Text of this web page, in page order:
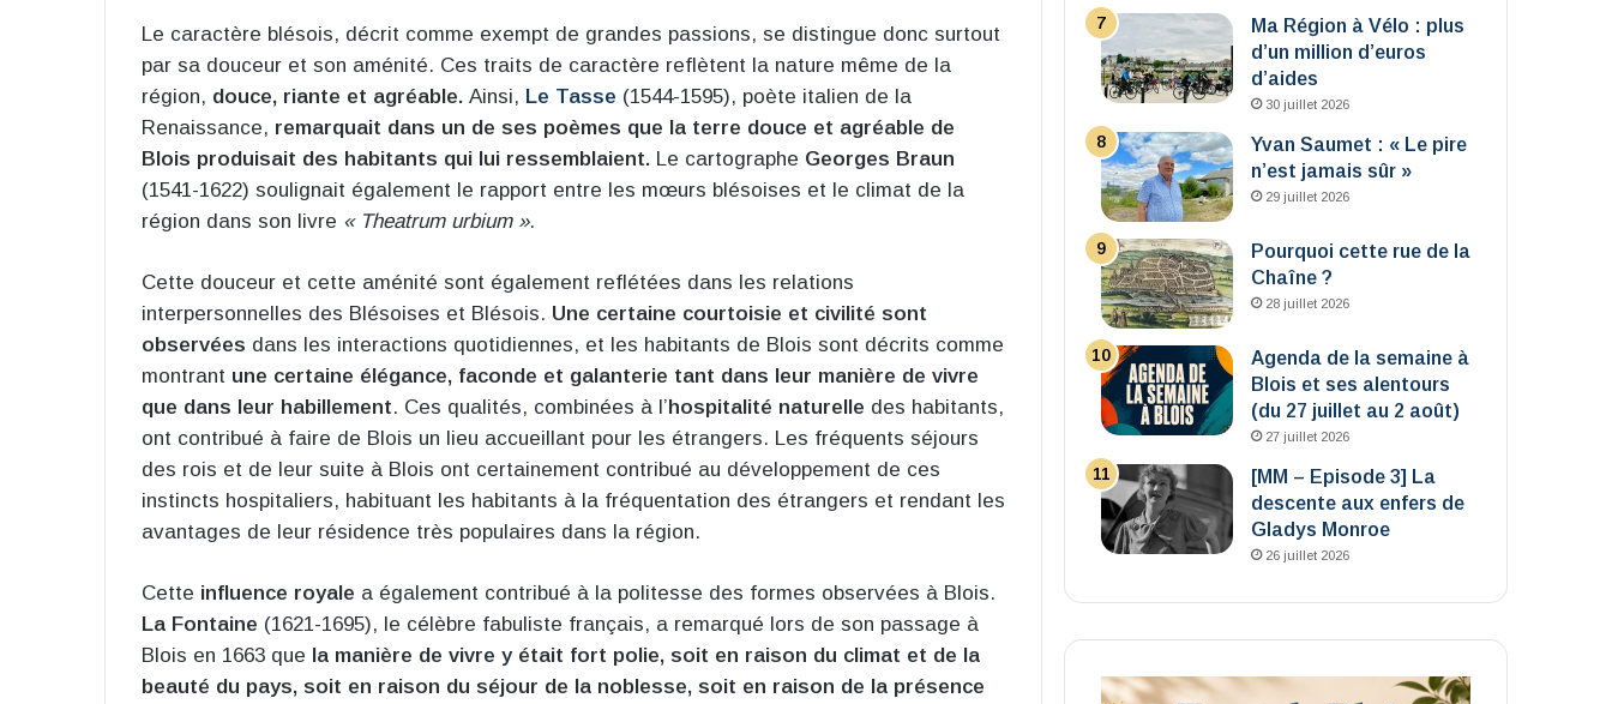
Le caractère blésois, décrit comme exempt de grandes passions, se distingue donc surtout
par sa douceur et son aménité. Ces traits de caractère reflètent la nature même de la
région, douce, riante et agréable. Ainsi, Le Tasse (1544-1595), poète italien de la
Renaissance, remarquait dans un de ses poèmes que la terre douce et agréable de
Blois produisait des habitants qui lui ressemblaient. Le cartographe Georges Braun
(1541-1622) soulignait également le rapport entre les mœurs blésoises et le climat de la
région dans son livre « Theatrum urbium ».
Cette douceur et cette aménité sont également reflétées dans les relations
interpersonnelles des Blésoises et Blésois. Une certaine courtoisie et civilité sont
observées dans les interactions quotidiennes, et les habitants de Blois sont décrits comme
montrant une certaine élégance, faconde et galanterie tant dans leur manière de vivre
que dans leur habillement. Ces qualités, combinées à l’hospitalité naturelle des habitants,
ont contribué à faire de Blois un lieu accueillant pour les étrangers. Les fréquents séjours
des rois et de leur suite à Blois ont certainement contribué au développement de ces
instincts hospitaliers, habituant les habitants à la fréquentation des étrangers et rendant les
avantages de leur résidence très populaires dans la région.
Cette influence royale a également contribué à la politesse des formes observées à Blois.
La Fontaine (1621-1695), le célèbre fabuliste français, a remarqué lors de son passage à
Blois en 1663 que la manière de vivre y était fort polie, soit en raison du climat et de la
beauté du pays, soit en raison du séjour de la noblesse, soit en raison de la présence
Ma Région à Vélo : plus
d’un million d’euros
d’aides
30 juillet 2026
Yvan Saumet : « Le pire
n’est jamais sûr »
29 juillet 2026
Pourquoi cette rue de la
Chaîne ?
28 juillet 2026
Agenda de la semaine à
Blois et ses alentours
(du 27 juillet au 2 août)
27 juillet 2026
[MM – Episode 3] La
descente aux enfers de
Gladys Monroe
26 juillet 2026